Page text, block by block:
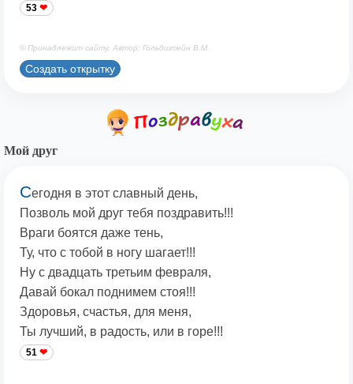
53
© Принадлежит сайту. Автор: Гольдштейн В.М.
Создать открытку
Мой друг
Сегодня в этот славный день,
Позволь мой друг тебя поздравить!!!
Враги боятся даже тень,
Ту, что с тобой в ногу шагает!!!
Ну с двадцать третьим февраля,
Давай бокал поднимем стоя!!!
Здоровья, счастья, для меня,
Ты лучший, в радость, или в горе!!!
51